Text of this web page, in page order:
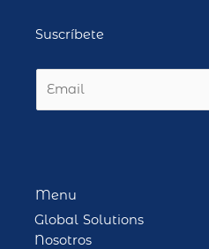
Suscríbete
m
Menu
Global Solutions
Nosotros